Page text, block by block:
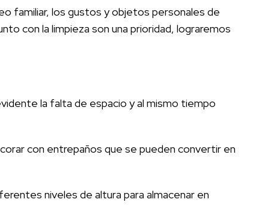
familiar, los gustos y objetos personales de
con la limpieza son una prioridad, lograremos
la falta de espacio y al mismo tiempo
con entrepaños que se pueden convertir en
niveles de altura para almacenar en